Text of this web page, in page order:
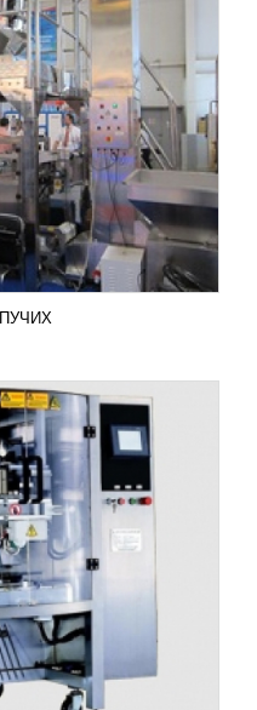
МАШИНА
машина BR-800 одна
своей серии, имеет
и простоту
Добавить в сравнение
МАШИНА
сыпучих и
достаточно просто
машиной BR-
Добавить в сравнение